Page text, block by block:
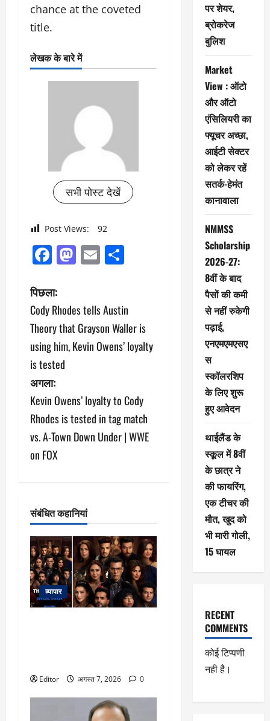
chance at the coveted
title.
लेखक के बारे में
सभी पोस्ट देखें
Post Views: 92
Facebook
Mastodon
Email
पो
स्ट
ने
वि
गे
श
न
पिछला:
Cody Rhodes tells Austin
Theory that Grayson Waller is
using him, Kevin Owens’ loyalty
is tested
अगला:
Kevin Owens’ loyalty to Cody
Rhodes is tested in tag match
vs. A-Town Down Under | WWE
on FOX
संबंधित कहानियां
व्यापार
Editor अगस्त 7, 2026 0
पर शेयर,
ब्रोकरेज
बुलिश
Market
View : ऑटो
और ऑटो
एंसिलियरी का
फ्यूचर अच्छा,
आईटी सेक्टर
को लेकर रहें
सतर्क-हेमंत
कानावाला
NMMSS
Scholarship
2026-27:
8वीं के बाद
पैसों की कमी
से नहीं रुकेगी
पढ़ाई,
एनएमएमएसए
स
स्कॉलरशिप
के लिए शुरू
हुए आवेदन
थाईलैंड के
स्कूल में 8वीं
के छात्र ने
की फायरिंग,
एक टीचर की
मौत, खुद को
भी मारी गोली,
15 घायल
RECENT
COMMENTS
कोई टिप्पणी
नही है।